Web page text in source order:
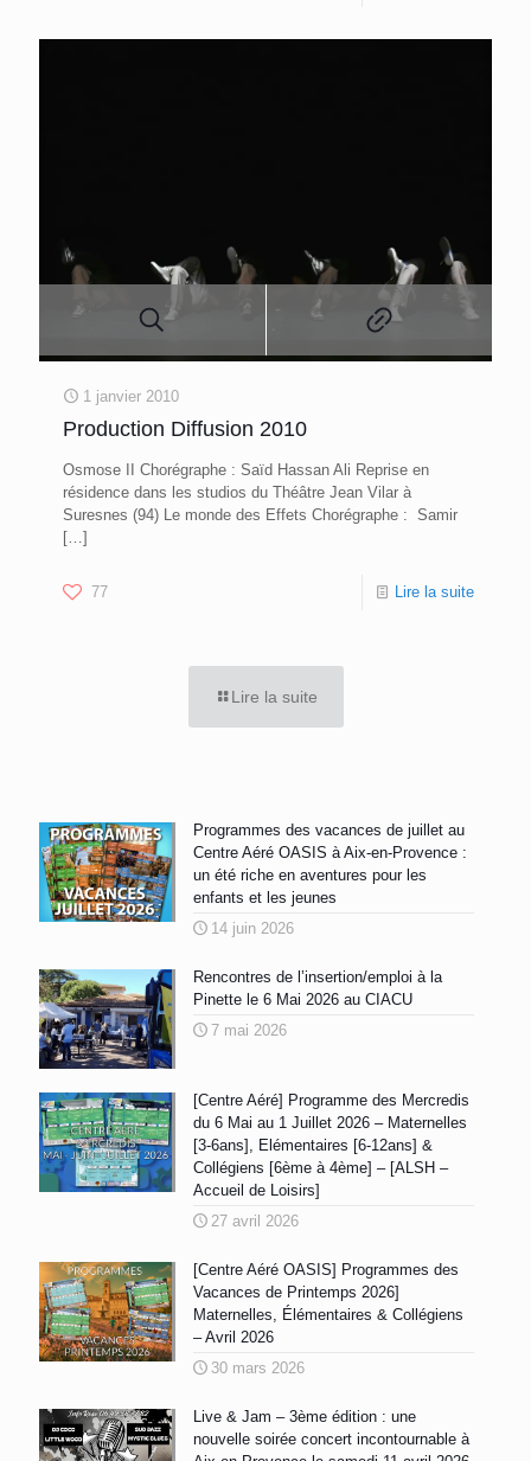
1 janvier 2010
Production Diffusion 2010
Osmose II Chorégraphe : Saïd Hassan Ali Reprise en
résidence dans les studios du Théâtre Jean Vilar à
Suresnes (94) Le monde des Effets ​Chorégraphe : Samir
[…]
77 Lire la suite
Lire la suite
Programmes des vacances de juillet au
Centre Aéré OASIS à Aix-en-Provence :
un été riche en aventures pour les
enfants et les jeunes
14 juin 2026
Rencontres de l’insertion/emploi à la
Pinette le 6 Mai 2026 au CIACU
7 mai 2026
[Centre Aéré] Programme des Mercredis
du 6 Mai au 1 Juillet 2026 – Maternelles
[3-6ans], Elémentaires [6-12ans] &
Collégiens [6ème à 4ème] – [ALSH –
Accueil de Loisirs]
27 avril 2026
[Centre Aéré OASIS] Programmes des
Vacances de Printemps 2026]
Maternelles, Élémentaires & Collégiens
– Avril 2026
30 mars 2026
Live & Jam – 3ème édition : une
nouvelle soirée concert incontournable à